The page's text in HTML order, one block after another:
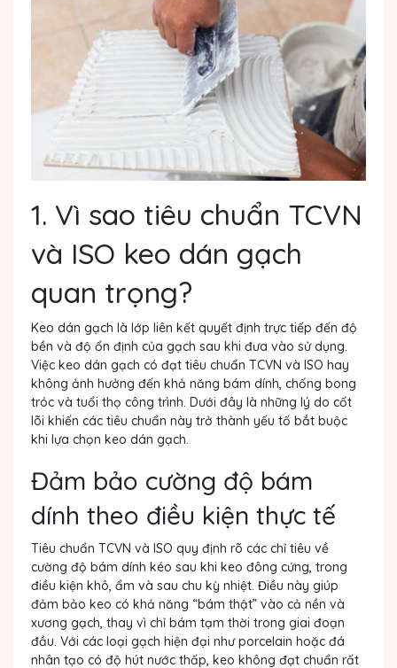
1. Vì sao tiêu chuẩn TCVN
và ISO keo dán gạch
quan trọng?
Keo dán gạch là lớp liên kết quyết định trực tiếp đến độ
bền và độ ổn định của gạch sau khi đưa vào sử dụng.
Việc keo dán gạch có đạt tiêu chuẩn TCVN và ISO hay
không ảnh hưởng đến khả năng bám dính, chống bong
tróc và tuổi thọ công trình. Dưới đây là những lý do cốt
lõi khiến các tiêu chuẩn này trở thành yếu tố bắt buộc
khi lựa chọn keo dán gạch.
Đảm bảo cường độ bám
dính theo điều kiện thực tế
Tiêu chuẩn TCVN và ISO quy định rõ các chỉ tiêu về
cường độ bám dính kéo sau khi keo đông cứng, trong
điều kiện khô, ẩm và sau chu kỳ nhiệt. Điều này giúp
đảm bảo keo có khả năng “bám thật” vào cả nền và
xương gạch, thay vì chỉ bám tạm thời trong giai đoạn
đầu. Với các loại gạch hiện đại như porcelain hoặc đá
nhân tạo có độ hút nước thấp, keo không đạt chuẩn rất